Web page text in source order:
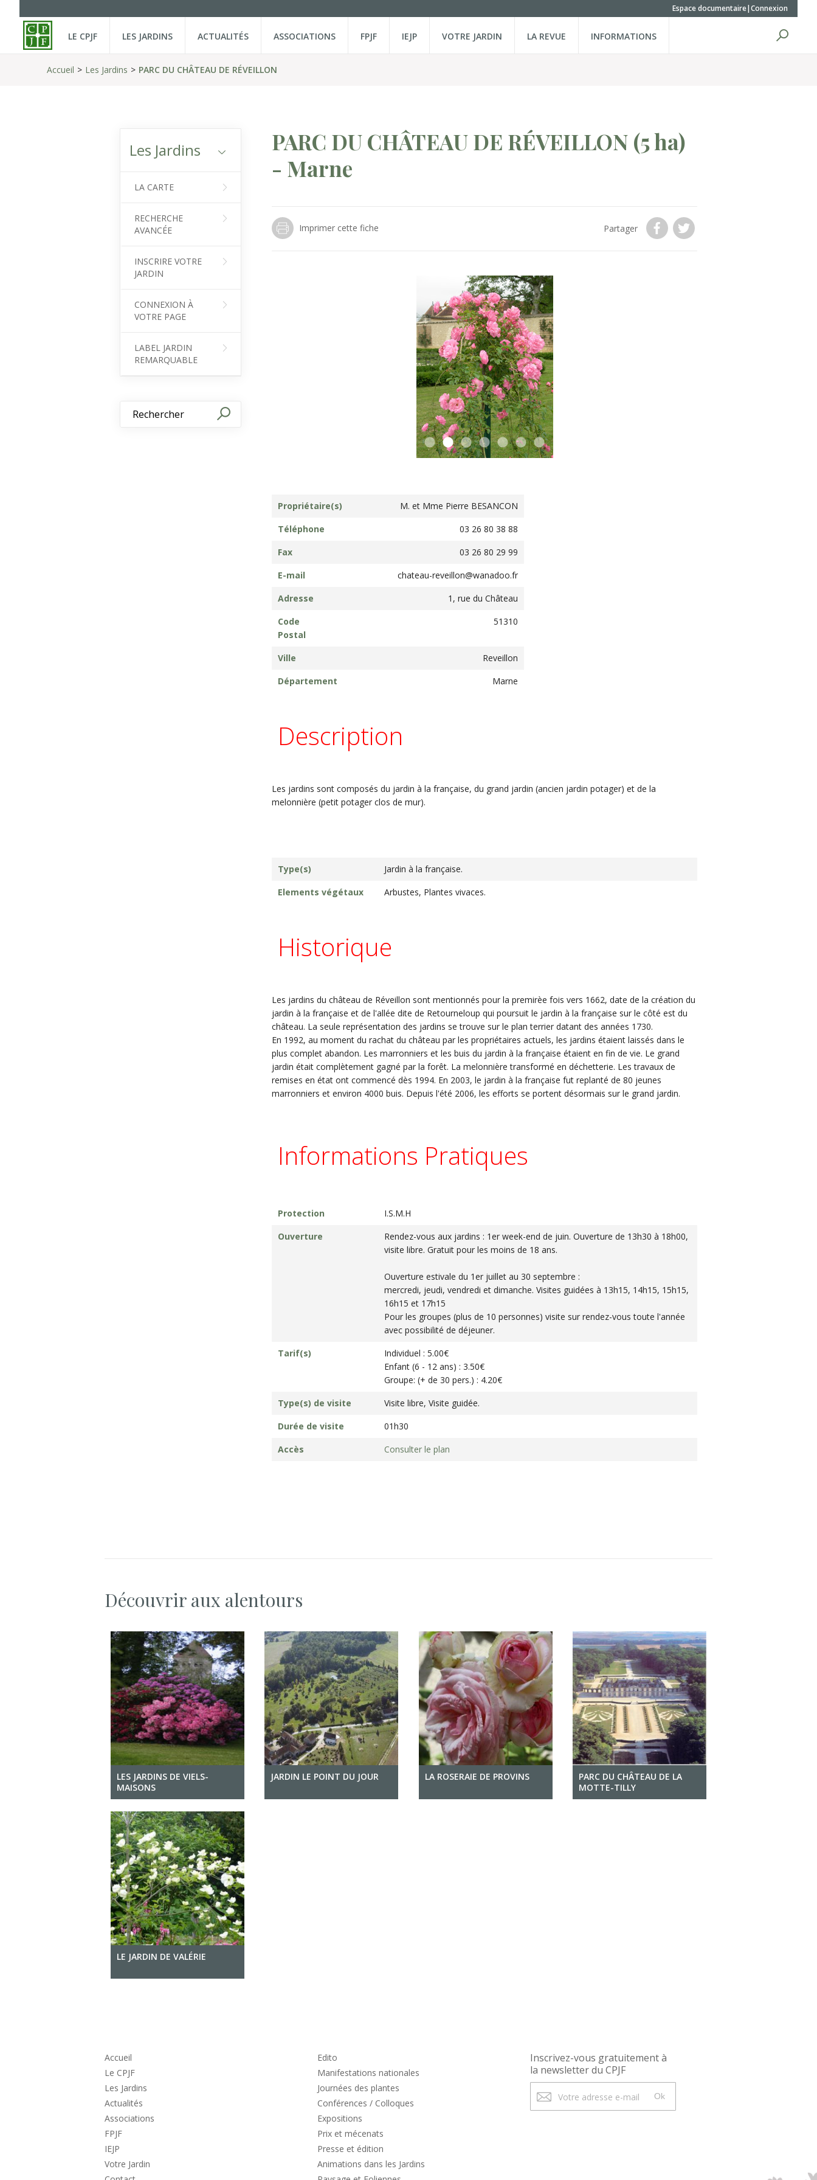
Espace documentaire Connexion
LE CPJF LES JARDINS ACTUALITÉS ASSOCIATIONS FPJF IEJP VOTRE JARDIN LA REVUE INFORMATIONS
Accueil Les Jardins PARC DU CHÂTEAU DE RÉVEILLON
Les Jardins
LA CARTE
RECHERCHE
AVANCÉE
INSCRIRE VOTRE
JARDIN
CONNEXION À
VOTRE PAGE
LABEL JARDIN
REMARQUABLE
PARC DU CHÂTEAU DE RÉVEILLON (5 ha)
- Marne
Imprimer cette fiche Partager
Propriétaire(s)
M. et Mme Pierre BESANCON
Téléphone
03 26 80 38 88
Fax
03 26 80 29 99
E-mail
chateau-reveillon@wanadoo.fr
Adresse
1, rue du Château
Code
Postal
51310
Ville
Reveillon
Département
Marne
Description
Les jardins sont composés du jardin à la française, du grand jardin (ancien jardin potager) et de la
melonnière (petit potager clos de mur).
Type(s)
Jardin à la française.
Elements végétaux
Arbustes, Plantes vivaces.
Historique
Les jardins du château de Réveillon sont mentionnés pour la premirèe fois vers 1662, date de la création du
jardin à la française et de l'allée dite de Retourneloup qui poursuit le jardin à la française sur le côté est du
château. La seule représentation des jardins se trouve sur le plan terrier datant des années 1730.
En 1992, au moment du rachat du château par les propriétaires actuels, les jardins étaient laissés dans le
plus complet abandon. Les marronniers et les buis du jardin à la française étaient en fin de vie. Le grand
jardin était complètement gagné par la forêt. La melonnière transformé en déchetterie. Les travaux de
remises en état ont commencé dès 1994. En 2003, le jardin à la française fut replanté de 80 jeunes
marronniers et environ 4000 buis. Depuis l'été 2006, les efforts se portent désormais sur le grand jardin.
Informations Pratiques
Protection
I.S.M.H
Ouverture
Rendez-vous aux jardins : 1er week-end de juin. Ouverture de 13h30 à 18h00,
visite libre. Gratuit pour les moins de 18 ans.
Ouverture estivale du 1er juillet au 30 septembre :
mercredi, jeudi, vendredi et dimanche. Visites guidées à 13h15, 14h15, 15h15,
16h15 et 17h15
Pour les groupes (plus de 10 personnes) visite sur rendez-vous toute l'année
avec possibilité de déjeuner.
Tarif(s)
Individuel : 5.00€
Enfant (6 - 12 ans) : 3.50€
Groupe: (+ de 30 pers.) : 4.20€
Type(s) de visite
Visite libre, Visite guidée.
Durée de visite
01h30
Accès
Consulter le plan
Découvrir aux alentours
LES JARDINS DE VIELS-
MAISONS
JARDIN LE POINT DU JOUR LA ROSERAIE DE PROVINS
PARC DU CHÂTEAU DE LA
MOTTE-TILLY
LE JARDIN DE VALÉRIE
Accueil
Le CPJF
Les Jardins
Actualités
Associations
FPJF
IEJP
Votre Jardin
Edito
Manifestations nationales
Journées des plantes
Conférences / Colloques
Expositions
Prix et mécenats
Presse et édition
Animations dans les Jardins
Inscrivez-vous gratuitement à
la newsletter du CPJF
Ok